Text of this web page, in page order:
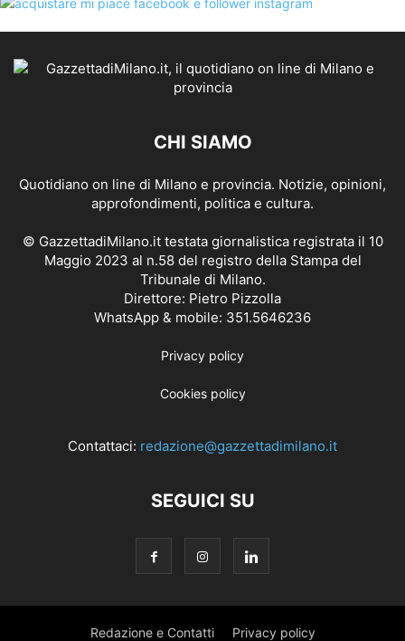
CHI SIAMO
Quotidiano on line di Milano e provincia. Notizie, opinioni,
approfondimenti, politica e cultura.
© GazzettadiMilano.it testata giornalistica registrata il 10
Maggio 2023 al n.58 del registro della Stampa del
Tribunale di Milano.
Direttore: Pietro Pizzolla
WhatsApp & mobile: 351.5646236
Privacy policy
Cookies policy
Contattaci: redazione@gazzettadimilano.it
SEGUICI SU
Redazione e Contatti Privacy policy